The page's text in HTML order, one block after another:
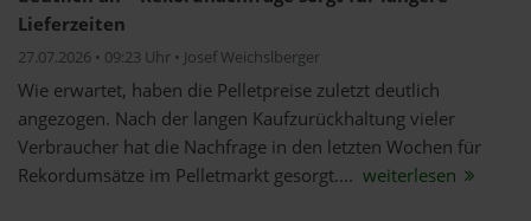
Lieferzeiten
27.07.2026 • 09:23 Uhr • Josef Weichslberger
Wie erwartet, haben die Pelletpreise zuletzt deutlich
angezogen. Nach der langen Kaufzurückhaltung vieler
Verbraucher hat die Nachfrage in den letzten Wochen für
Rekordumsätze im Pelletmarkt gesorgt.... weiterlesen